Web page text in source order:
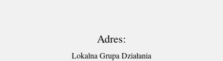
Adres:
Lokalna Grupa Działania